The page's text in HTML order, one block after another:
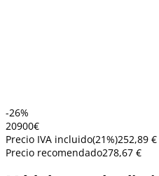
-26%
20900€
Precio IVA incluido(21%)252,89 €
Precio recomendado278,67 €